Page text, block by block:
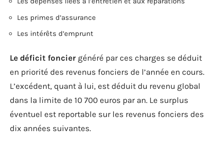
Les primes d’assurance
Les intérêts d’emprunt
Le déficit foncier généré par ces charges se déduit
en priorité des revenus fonciers de l’année en cours.
L’excédent, quant à lui, est déduit du revenu global
dans la limite de 10 700 euros par an. Le surplus
éventuel est reportable sur les revenus fonciers des
dix années suivantes.